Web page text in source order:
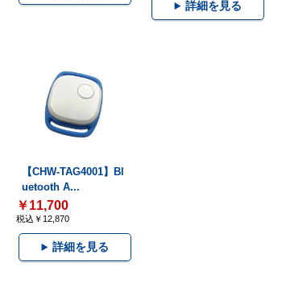
詳細を見る
【CHW-TAG4001】Bl
uetooth A...
￥11,700
税込￥12,870
詳細を見る